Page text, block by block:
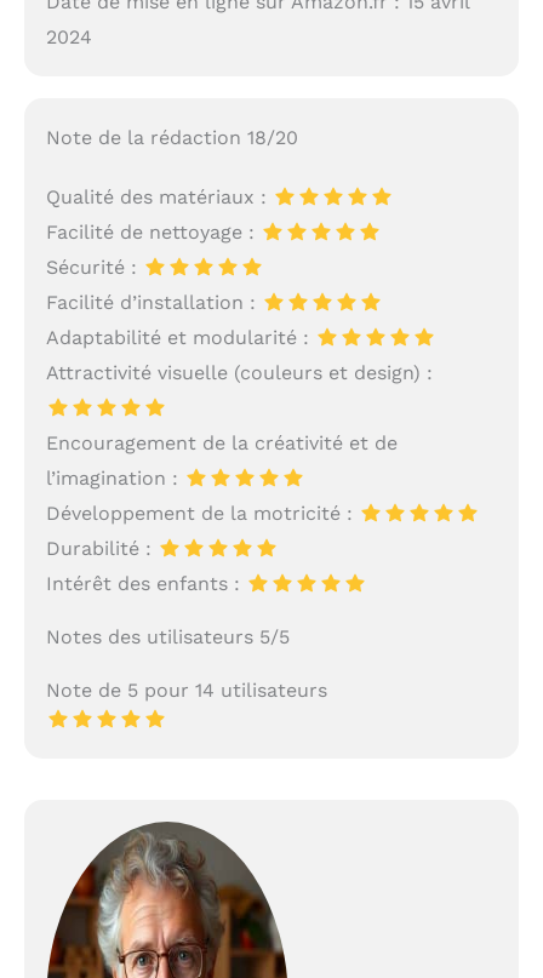
2024
Note de la rédaction 18/20
Qualité des matériaux :
Facilité de nettoyage :
Sécurité :
Facilité d’installation :
Adaptabilité et modularité :
Attractivité visuelle (couleurs et design) :
Encouragement de la créativité et de
l’imagination :
Développement de la motricité :
Durabilité :
Intérêt des enfants :
Notes des utilisateurs 5/5
Note de 5 pour 14 utilisateurs